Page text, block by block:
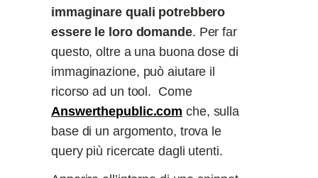
immaginare quali potrebbero
essere le loro domande. Per far
questo, oltre a una buona dose di
immaginazione, può aiutare il
ricorso ad un tool. Come
Answerthepublic.com che, sulla
base di un argomento, trova le
query più ricercate dagli utenti.